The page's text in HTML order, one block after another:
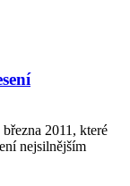
2011, které
nejsilnějším